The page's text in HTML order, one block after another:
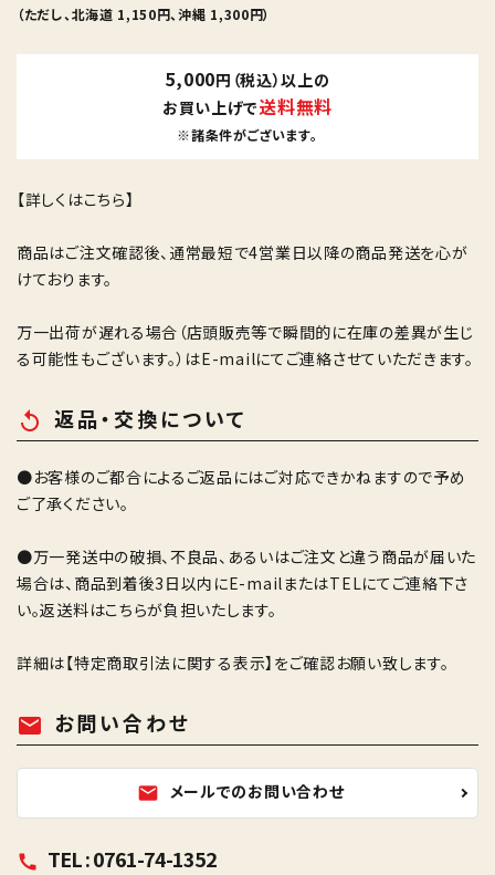
（ただし、北海道 1,150円、沖縄 1,300円）
5,000円（税込）以上の
お買い上げで送料無料
※諸条件がございます。
【詳しくはこちら】
商品はご注文確認後、通常最短で4営業日以降の商品発送を心が
けております。
万一出荷が遅れる場合（店頭販売等で瞬間的に在庫の差異が生じ
る可能性もございます。）はE-mailにてご連絡させていただきます。
replay 返品・交換について
●お客様のご都合によるご返品にはご対応できかねますので予め
ご了承ください。
●万一発送中の破損、不良品、あるいはご注文と違う商品が届いた
場合は、商品到着後3日以内にE-mailまたはTELにてご連絡下さ
い。返送料はこちらが負担いたします。
詳細は【特定商取引法に関する表示】 をご確認お願い致します。
mail お問い合わせ
mail メールでのお問い合わせ
call TEL : 0761-74-1352